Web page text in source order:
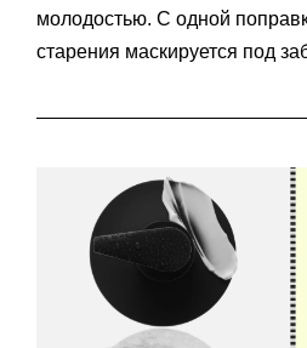
молодостью. С одной
старения маскируется под